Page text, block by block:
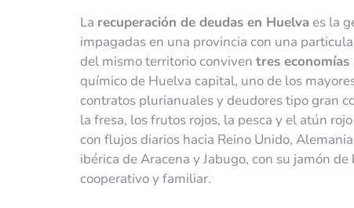
La recuperación de deudas en Huelva es la
impagadas en una provincia con una
del mismo territorio conviven tres
químico de Huelva capital, uno de los
contratos plurianuales y deudores tipo gran
la fresa, los frutos rojos, la pesca y el atún
con flujos diarios hacia Reino Unido,
ibérica de Aracena y Jabugo, con su jamón
cooperativo y familiar.